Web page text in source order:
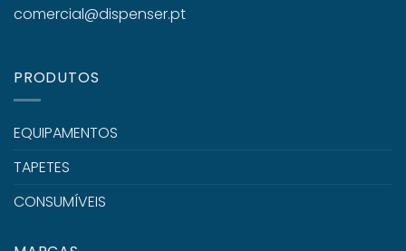
comercial@dispenser.pt
PRODUTOS
EQUIPAMENTOS
TAPETES
CONSUMÍVEIS